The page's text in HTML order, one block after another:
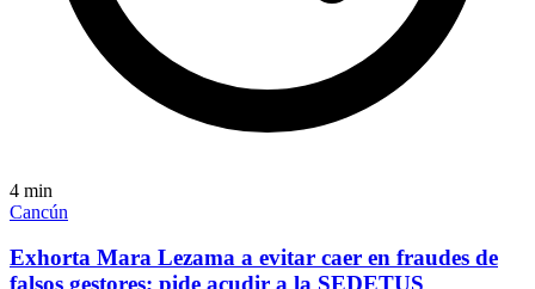
4 min
Cancún
Exhorta Mara Lezama a evitar caer en fraudes de
falsos gestores; pide acudir a la SEDETUS